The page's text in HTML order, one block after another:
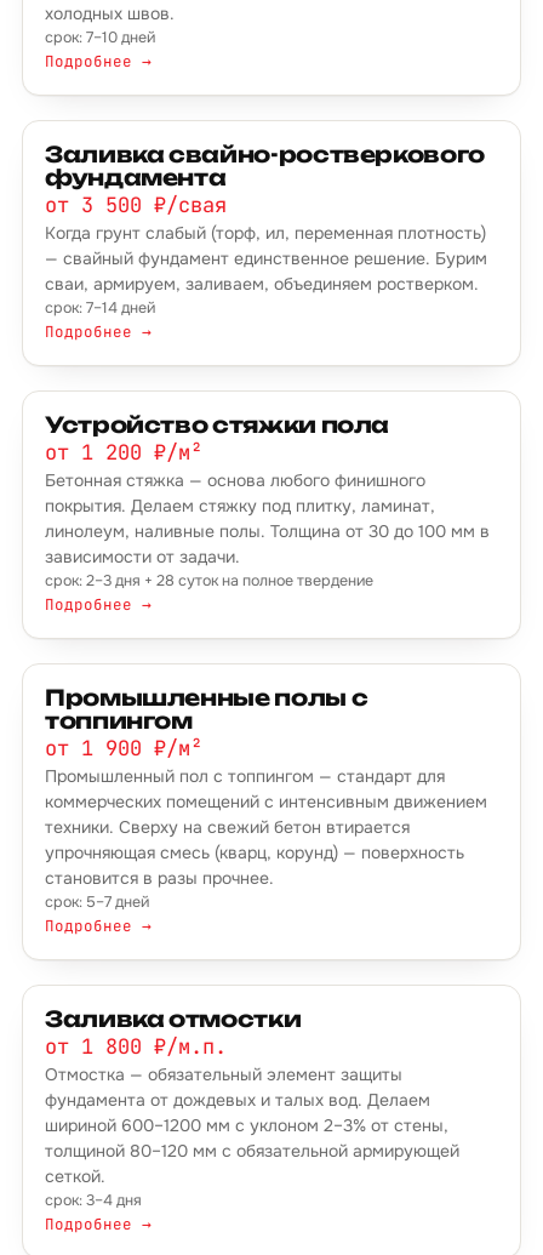
холодных швов.
срок: 7–10 дней
Подробнее →
Заливка свайно-ростверкового
фундамента
от 3 500 ₽/свая
Когда грунт слабый (торф, ил, переменная плотность)
— свайный фундамент единственное решение. Бурим
сваи, армируем, заливаем, объединяем ростверком.
срок: 7–14 дней
Подробнее →
Устройство стяжки пола
от 1 200 ₽/м²
Бетонная стяжка — основа любого финишного
покрытия. Делаем стяжку под плитку, ламинат,
линолеум, наливные полы. Толщина от 30 до 100 мм в
зависимости от задачи.
срок: 2–3 дня + 28 суток на полное твердение
Подробнее →
Промышленные полы с
топпингом
от 1 900 ₽/м²
Промышленный пол с топпингом — стандарт для
коммерческих помещений с интенсивным движением
техники. Сверху на свежий бетон втирается
упрочняющая смесь (кварц, корунд) — поверхность
становится в разы прочнее.
срок: 5–7 дней
Подробнее →
Заливка отмостки
от 1 800 ₽/м.п.
Отмостка — обязательный элемент защиты
фундамента от дождевых и талых вод. Делаем
шириной 600–1200 мм с уклоном 2–3% от стены,
толщиной 80–120 мм с обязательной армирующей
сеткой.
срок: 3–4 дня
Подробнее →